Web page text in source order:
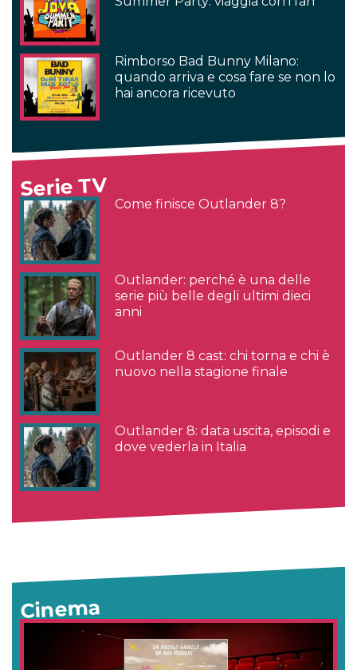
Rimborso Bad Bunny Milano:
quando arriva e cosa fare se non lo
hai ancora ricevuto
Serie TV
Come finisce Outlander 8?
Outlander: perché è una delle
serie più belle degli ultimi dieci
anni
Outlander 8 cast: chi torna e chi è
nuovo nella stagione finale
Outlander 8: data uscita, episodi e
dove vederla in Italia
Cinema